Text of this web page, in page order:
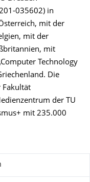
035602) in
mit der
mit der
mit
Technology
Die
Fakultät
der TU
mit 235.000